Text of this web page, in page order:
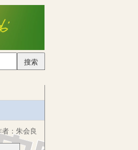
搜索
： 朱会良